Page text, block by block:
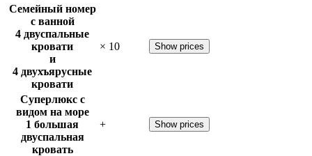
Семейный номер
с ванной
4 двуспальные
кровати
и
4 двухъярусные
кровати
× 10 Show prices
Суперлюкс с
видом на море
1 большая
двуспальная
кровать
+ Show prices